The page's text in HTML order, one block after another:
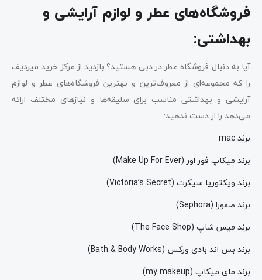
فروشگاه‌های عطر و لوازم آرایشی و
بهداشتی:
آیا به دنبال فروشگاه عطر در دبی هستید؟ بازدید از مرکز خرید میردیف
را که مجموعه‌ای از معروف‌ترین و بهترین فروشگاه‌های عطر و لوازم
آرایشی و بهداشتی مناسب برای سلیقه‌ها و نیازهای مختلف ارائه
می‌دهد را از دست ندهید:
برند mac
برند میکاپ فور اور (Make Up For Ever)
برند ویکتوریا سیکرت (Victoria’s Secret)
برند صفورا (Sephora)
برند فیس شاپ (The Face Shop)
برند بس اند بادی ورکس (Bath & Body Works)
برند مای میکاپ (my makeup)